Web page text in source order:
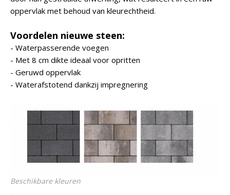
oppervlak met behoud van kleurechtheid.
Voordelen nieuwe steen:
- Waterpasserende voegen
- Met 8 cm dikte ideaal voor opritten
- Geruwd oppervlak
- Waterafstotend dankzij impregnering
Beschikbare kleuren